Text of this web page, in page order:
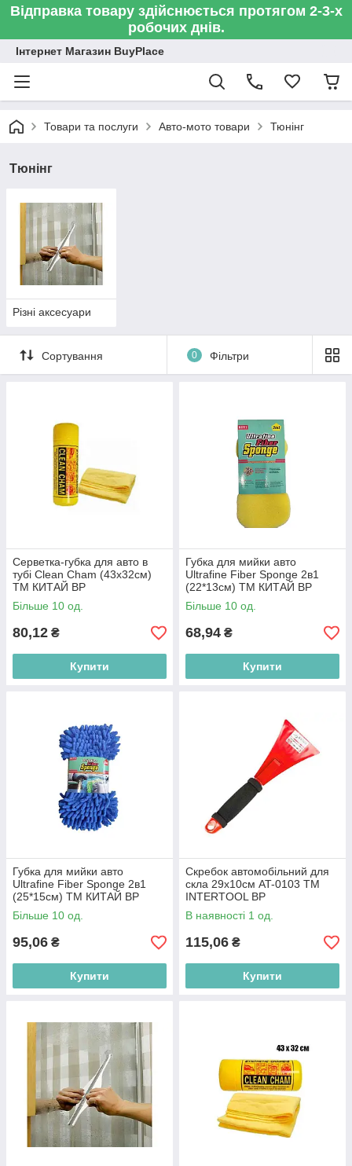
Відправка товару здійснюється протягом 2-3-х
робочих днів.
Інтернет Магазин BuyPlace
Товари та послуги Авто-мото товари Тюнінг
Тюнінг
Різні аксесуари
Сортування 0 Фільтри
Серветка-губка для авто в
тубі Clean Cham (43х32см)
ТМ КИТАЙ BP
Більше 10 од.
80,12 ₴
Купити
Губка для мийки авто
Ultrafine Fiber Sponge 2в1
(22*13см) ТМ КИТАЙ BP
Більше 10 од.
68,94 ₴
Купити
Губка для мийки авто
Ultrafine Fiber Sponge 2в1
(25*15см) ТМ КИТАЙ BP
Більше 10 од.
95,06 ₴
Купити
Скребок автомобільний для
скла 29х10см AT-0103 ТМ
INTERTOOL BP
В наявності 1 од.
115,06 ₴
Купити